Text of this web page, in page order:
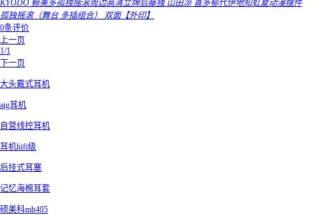
KYODO 鲸美多孤独摇滚周边高清立牌后藤独 山田凉 喜多郁代伊地知虹夏动漫摆件
孤独摇滚（舞台 多插组合） 双面【外印】
0条评价
上一页
1/1
下一页
大头戴式耳机
aig耳机
自营线控耳机
耳机hifi级
后挂式耳塞
记忆海棉耳套
硕美科mh405